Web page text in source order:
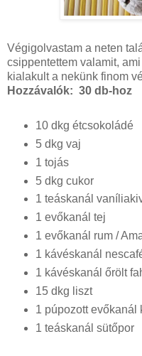
Végigolvastam a neten
csippentettem valamit,
kialakult a nekünk finom
Hozzávalók: 30 db-hoz
10 dkg étcsokoládé
5 dkg vaj
1 tojás
5 dkg cukor
1 teáskanál
1 evőkanál tej
1 evőkanál rum /
1 kávéskanál
1 kávéskanál őrölt
15 dkg liszt
1 púpozott evőkanál
1 teáskanál sütőpor